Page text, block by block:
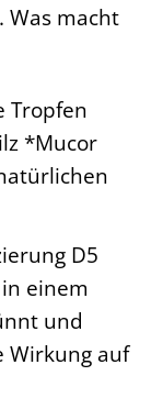
Was macht
Tropfen
*Mucor
D5
einem
und
Wirkung auf